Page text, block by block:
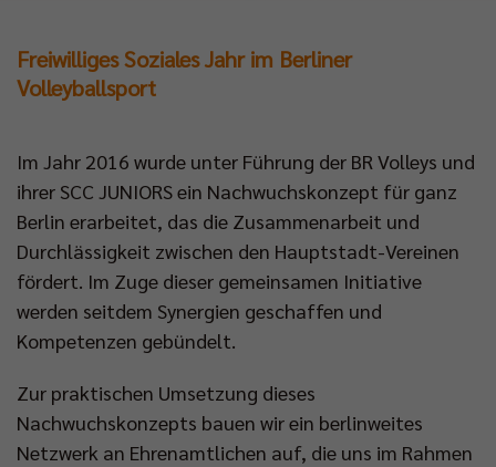
Freiwilliges Soziales Jahr im Berliner
Volleyballsport
Im Jahr 2016 wurde unter Führung der BR Volleys und
ihrer SCC JUNIORS ein Nachwuchskonzept für ganz
Berlin erarbeitet, das die Zusammenarbeit und
Durchlässigkeit zwischen den Hauptstadt-Vereinen
fördert. Im Zuge dieser gemeinsamen Initiative
werden seitdem Synergien geschaffen und
Kompetenzen gebündelt.
Zur praktischen Umsetzung dieses
Nachwuchskonzepts bauen wir ein berlinweites
Netzwerk an Ehrenamtlichen auf, die uns im Rahmen